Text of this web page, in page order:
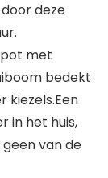
deze
met
bedekt
kiezels.Een
in het huis,
van de